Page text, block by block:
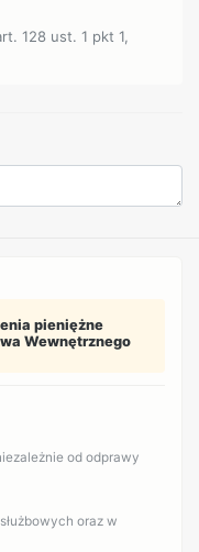
128 ust. 1 pkt 1,
pieniężne
Wewnętrznego
od odprawy
oraz w